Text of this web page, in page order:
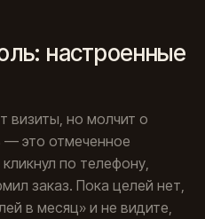
настроенные
визиты, но молчит о
— это отмеченное
по телефону,
заказ. Пока целей нет,
в месяц» и не видите,